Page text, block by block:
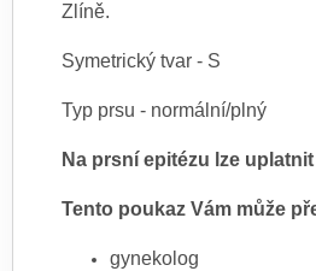
Zlíně.
Symetrický tvar - S
Typ prsu - normální/plný
Na prsní epitézu lze
Tento poukaz Vám může
gynekolog